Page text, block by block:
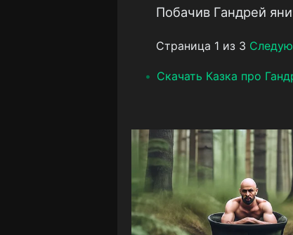
Побачив Гандрей
Страница 1 из 3
Скачать Казка про